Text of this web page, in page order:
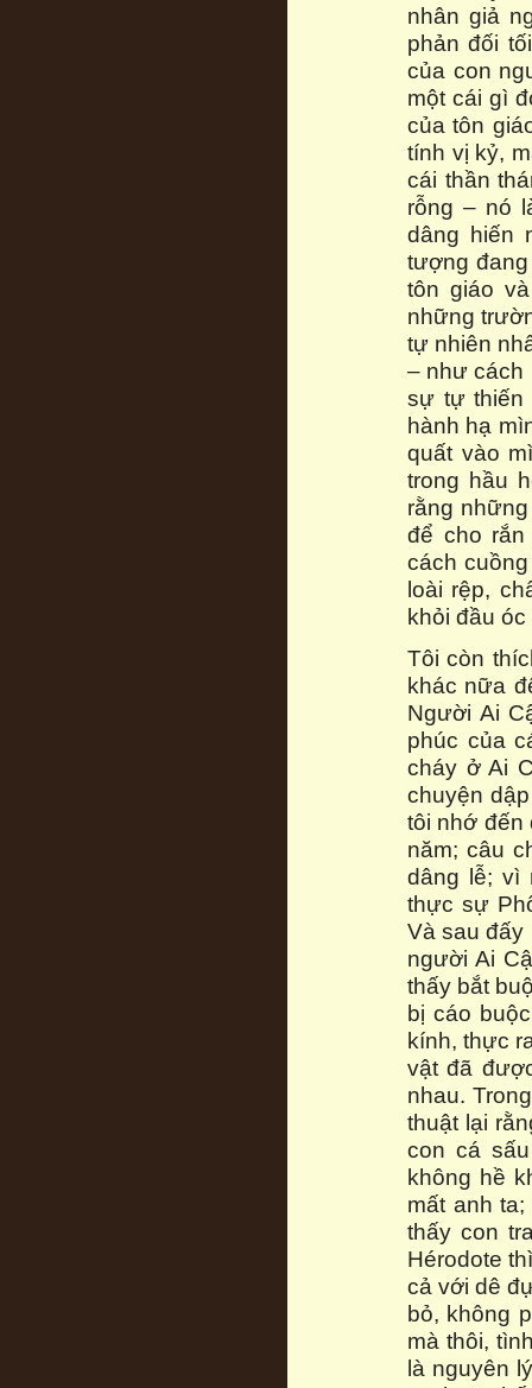
nhân giả
phản đối
của con
một cái gì
của tôn
tính vị kỷ,
cái thần
rỗng – nó
dâng hiến
tượng
tôn giáo
những
tự nhiên
– như cách
sự tự thiến
hành hạ
quất vào
trong hầu
rằng
để cho
cách
loài rệp,
khỏi đầu
Tôi còn
khác nữa
Người Ai
phúc của
cháy ở Ai
chuyện
tôi nhớ đến
năm; câu
dâng lễ; vì
thực sự
Và sau đấy
người Ai
thấy bắt
bị cáo
kính, thực
vật đã
nhau.
thuật lại
con cá
không hề
mất anh
thấy con
Hérodote
cả với dê
bỏ, không
mà thôi,
là nguyên